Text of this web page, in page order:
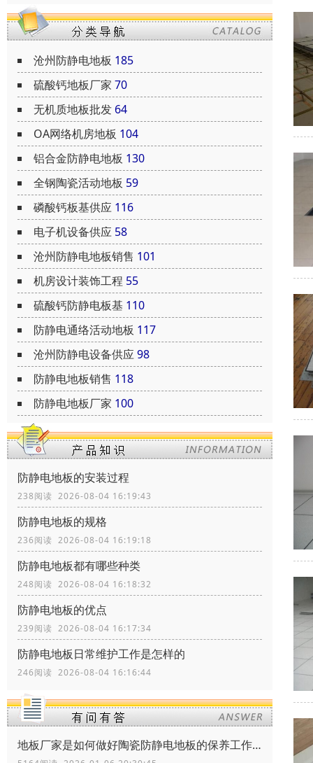
沧州防静电地板 185
硫酸钙地板厂家 70
无机质地板批发 64
OA网络机房地板 104
铝合金防静电地板 130
全钢陶瓷活动地板 59
磷酸钙板基供应 116
电子机设备供应 58
沧州防静电地板销售 101
机房设计装饰工程 55
硫酸钙防静电板基 110
防静电通络活动地板 117
沧州防静电设备供应98
防静电地板销售 118
防静电地板厂家 100
防静电地板的安装过程
238阅读 2026-08-04 16:19:43
防静电地板的规格
236阅读 2026-08-04 16:19:18
防静电地板都有哪些种类
248阅读 2026-08-04 16:18:32
防静电地板的优点
239阅读 2026-08-04 16:17:34
防静电地板日常维护工作是怎样的
246阅读 2026-08-04 16:16:44
地板厂家是如何做好陶瓷防静电地板的保养工作？